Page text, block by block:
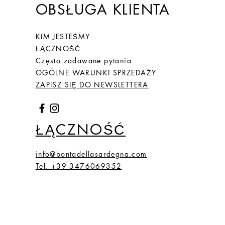
OBSŁUGA KLIENTA
KIM JESTEŚMY
ŁĄCZNOŚĆ
Często zadawane pytania
OGÓLNE WARUNKI SPRZEDAŻY
ZAPISZ SIĘ DO NEWSLETTERA
ŁĄCZNOŚĆ
info@bontadellasardegna.com
Tel. +39 3476069352